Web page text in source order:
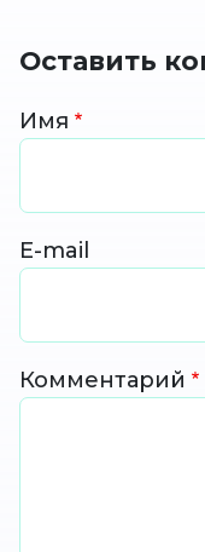
Оставить
Имя
E-mail
Комментарий